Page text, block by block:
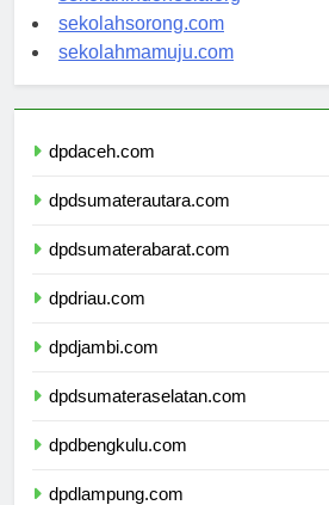
sekolahindonesia.org
sekolahsorong.com